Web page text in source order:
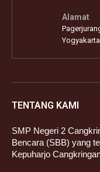
Alamat
TENTANG KAMI
SMP Negeri 2
Bencara (SBB) yang
Kepuharjo